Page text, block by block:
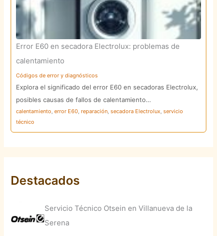
Error E60 en secadora Electrolux: problemas de
calentamiento
Códigos de error y diagnósticos
Explora el significado del error E60 en secadoras Electrolux,
posibles causas de fallos de calentamiento…
calentamiento,error E60,reparación,secadora Electrolux,servicio
técnico
Destacados
Servicio Técnico Otsein en Villanueva de la
Serena